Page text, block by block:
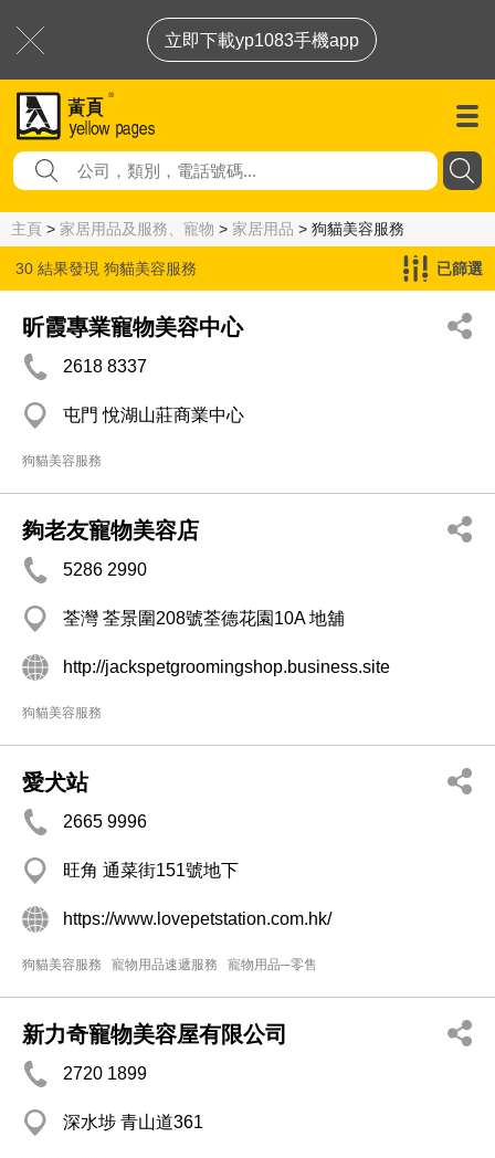
立即下載yp1083手機app
主頁 > 家居用品及服務、寵物 > 家居用品 > 狗貓美容服務
30 結果發現 狗貓美容服務 已篩選
昕霞專業寵物美容中心
2618 8337
屯門 悅湖山莊商業中心
狗貓美容服務
夠老友寵物美容店
5286 2990
荃灣 荃景圍208號荃德花園10A 地舖
http://jackspetgroomingshop.business.site
狗貓美容服務
愛犬站
2665 9996
旺角 通菜街151號地下
https://www.lovepetstation.com.hk/
狗貓美容服務 寵物用品速遞服務 寵物用品─零售
新力奇寵物美容屋有限公司
2720 1899
深水埗 青山道361